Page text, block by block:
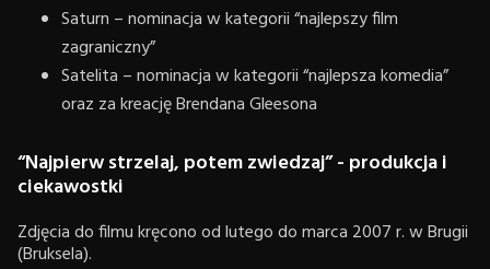
Saturn – nominacja w kategorii “najlepszy film
zagraniczny”
Satelita – nominacja w kategorii “najlepsza komedia”
oraz za kreację Brendana Gleesona
“Najpierw strzelaj, potem zwiedzaj” - produkcja i
ciekawostki
Zdjęcia do filmu kręcono od lutego do marca 2007 r. w Brugii
(Bruksela).